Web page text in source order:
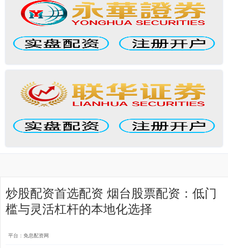
炒股配资首选配资 烟台股票配资：低门
槛与灵活杠杆的本地化选择
平台：免息配资网